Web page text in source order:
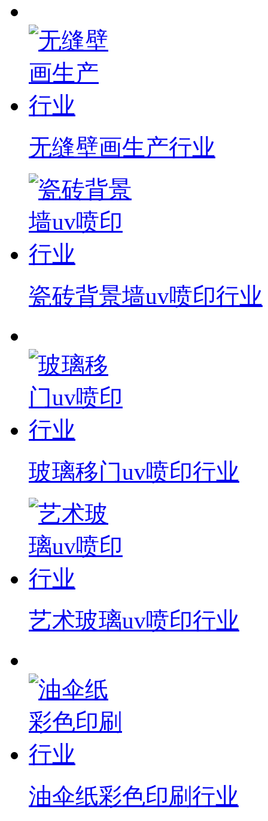
无缝壁画生产行业
瓷砖背景墙uv喷印行业
玻璃移门uv喷印行业
艺术玻璃uv喷印行业
油伞纸彩色印刷行业